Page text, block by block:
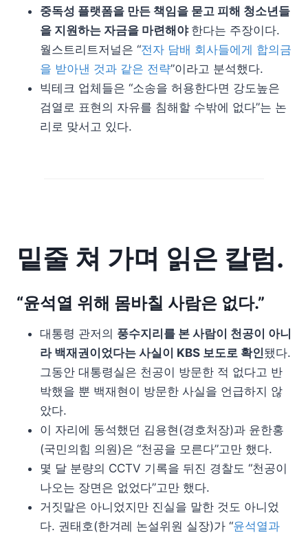
중독성 플랫폼을 만든 책임을 묻고 피해 청소년들
을 지원하는 자금을 마련해야 한다는 주장이다.
월스트리트저널은 “전자 담배 회사들에게 합의금
을 받아낸 것과 같은 전략”이라고 분석했다.
빅테크 업체들은 “소송을 허용한다면 강도높은
검열로 표현의 자유를 침해할 수밖에 없다”는 논
리로 맞서고 있다.
밑줄 쳐 가며 읽은 칼럼.
“윤석열 위해 몸바칠 사람은 없다.”
대통령 관저의 풍수지리를 본 사람이 천공이 아니
라 백재권이었다는 사실이 KBS 보도로 확인됐다.
그동안 대통령실은 천공이 방문한 적 없다고 반
박했을 뿐 백재현이 방문한 사실을 언급하지 않
았다.
이 자리에 동석했던 김용현(경호처장)과 윤한홍
(국민의힘 의원)은 “천공을 모른다”고만 했다.
몇 달 분량의 CCTV 기록을 뒤진 경찰도 “천공이
나오는 장면은 없었다”고만 했다.
거짓말은 아니었지만 진실을 말한 것도 아니었
다. 권태호(한겨레 논설위원 실장)가 “윤석열과